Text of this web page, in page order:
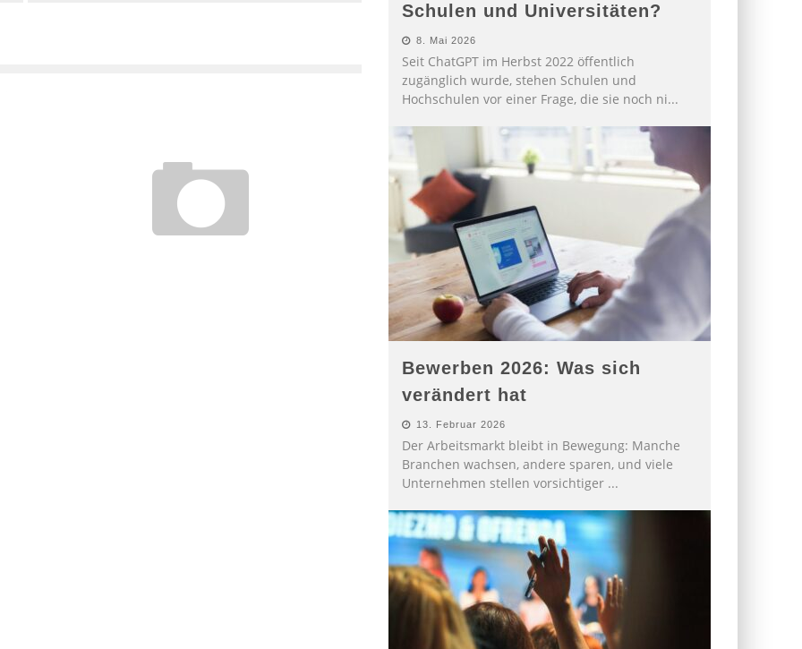
Schulen und Universitäten?
8. Mai 2026
Seit ChatGPT im Herbst 2022 öffentlich
zugänglich wurde, stehen Schulen und
Hochschulen vor einer Frage, die sie noch ni...
Bewerben 2026: Was sich
verändert hat
13. Februar 2026
Der Arbeitsmarkt bleibt in Bewegung: Manche
Branchen wachsen, andere sparen, und viele
Unternehmen stellen vorsichtiger ...